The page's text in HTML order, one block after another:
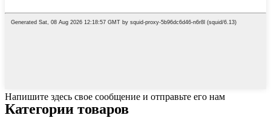
Напишите здесь свое сообщение и отправьте его нам
Категории товаров